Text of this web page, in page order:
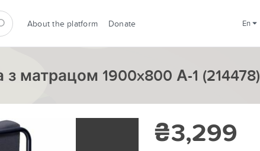
About the platform Donate en
матрацом 1900x800 А-1 (214478)
₴3,299